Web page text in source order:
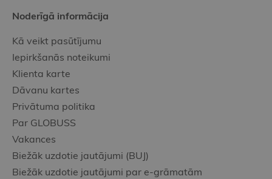
Noderīgā informācija
Kā veikt pasūtījumu
Iepirkšanās noteikumi
Klienta karte
Dāvanu kartes
Privātuma politika
Par GLOBUSS
Vakances
Biežāk uzdotie jautājumi (BUJ)
Biežāk uzdotie jautājumi par e-grāmatām